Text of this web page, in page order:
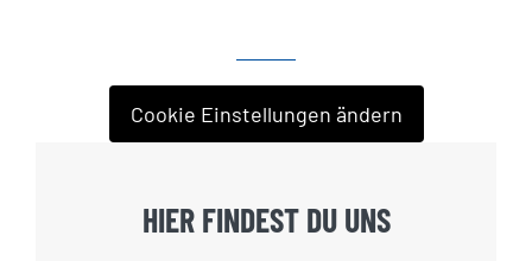
Cookie Einstellungen ändern
HIER FINDEST DU UNS